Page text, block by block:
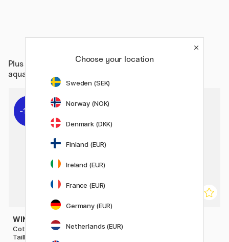
Plus de
Matériels d'artistes / Pinceaux / Pinceaux
aquarelle
11%
WINSOR & NEWTON
Cotman Pinceau rond 111
Taille 10
Cotman Pinceau 111 Taille
Choose your location
Sweden (SEK)
Norway (NOK)
Denmark (DKK)
Finland (EUR)
Ireland (EUR)
France (EUR)
Germany (EUR)
Netherlands (EUR)